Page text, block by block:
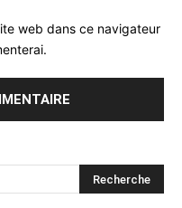
web dans ce navigateur